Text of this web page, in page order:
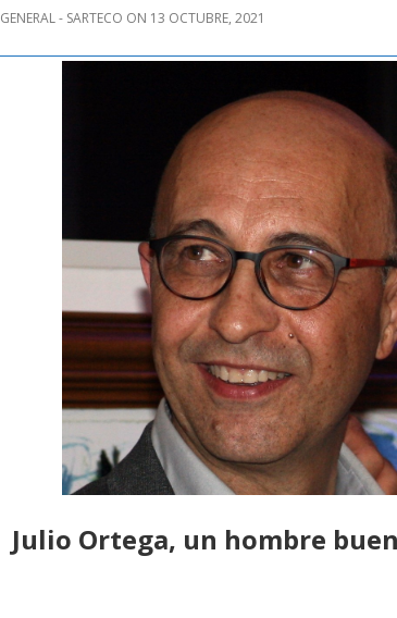
GENERAL - SARTECO ON 13 OCTUBRE, 2021
Julio Ortega, un hombre